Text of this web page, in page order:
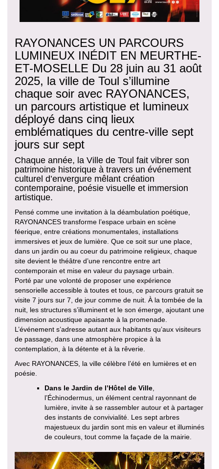
RAYONANCES UN PARCOURS
LUMINEUX INÉDIT EN MEURTHE-
ET-MOSELLE Du 28 juin au 31 août
2025, la ville de Toul s’illumine
chaque soir avec RAYONANCES,
un parcours artistique et lumineux
déployé dans cinq lieux
emblématiques du centre-ville sept
jours sur sept
Chaque année, la Ville de Toul fait vibrer son
patrimoine historique à travers un événement
culturel d’envergure mêlant création
contemporaine, poésie visuelle et immersion
artistique.
Pensé comme une invitation à la déambulation poétique,
RAYONANCES transforme l’espace urbain en scène
féerique, entre créations monumentales, installations
immersives et jeux de lumière. Que ce soit sur une place,
dans un jardin ou au coeur du patrimoine religieux, chaque
site devient le théâtre d’une rencontre entre art
contemporain et mise en valeur du paysage urbain.
Porté par une volonté de proposer une expérience
sensorielle accessible à toutes et tous, ce parcours gratuit se
visite 7 jours sur 7, de jour comme de nuit. À la tombée de la
nuit, les structures s’illuminent et le son émerge, ajoutant une
dimension acoustique apaisante à la promenade.
L’événement s’adresse autant aux habitants qu’aux visiteurs
de passage, dans une atmosphère propice à la
contemplation, à la détente et à la rêverie.
Avec RAYONANCES, la ville célèbre l’été en lumières et en
poésie.
Dans le Jardin de l’Hôtel de Ville
l’Échinodermus, un élément central rayonnant de
lumière, invite à se rassembler autour et à partager
des instants de convivialité. Les sept arbres
majestueux du jardin sont mis en valeur et illuminés
de couleurs, tout comme la façade de la mairie.